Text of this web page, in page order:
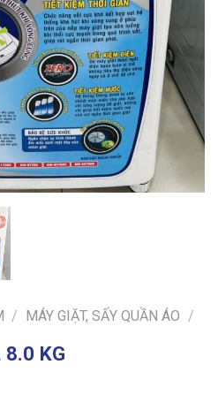
/ MÁY GIẶT, SẤY QUẦN ÁO /
KG